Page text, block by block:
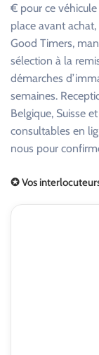
€ pour ce
place avant
Good Timers,
sélection à la
démarches
semaines.
Belgique, Suisse
consultables en
nous pour
✪ Vos